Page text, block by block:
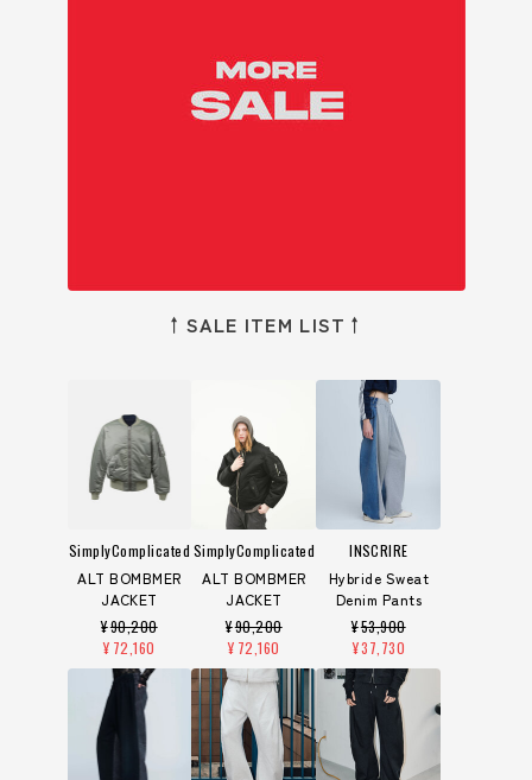
↑SALE ITEM LIST↑
SimplyComplicated
ALT BOMBMER
JACKET
¥90,200
¥ 72,160
SimplyComplicated
ALT BOMBMER
JACKET
¥90,200
¥ 72,160
INSCRIRE
Hybride Sweat
Denim Pants
¥53,900
¥37,730